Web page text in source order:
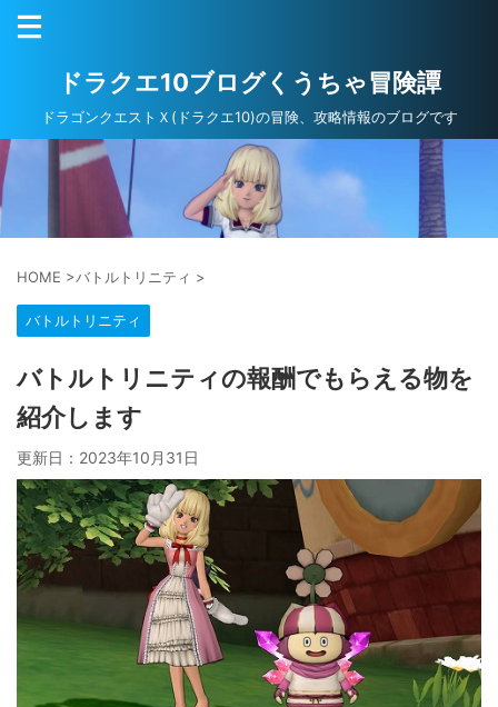
ドラクエ10ブログくうちゃ冒険譚
ドラゴンクエストＸ(ドラクエ10)の冒険、攻略情報のブログです
HOME >バトルトリニティ >
バトルトリニティ
バトルトリニティの報酬でもらえる物を
紹介します
更新日： 2023年10月31日